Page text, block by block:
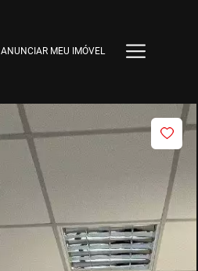
ANUNCIAR MEU IMÓVEL